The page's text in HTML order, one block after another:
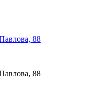
88
88